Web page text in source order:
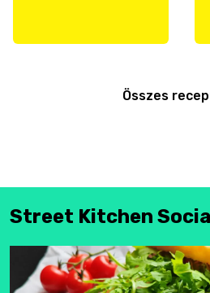
Összes
Street Kitchen